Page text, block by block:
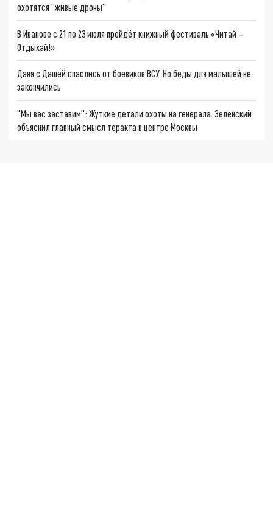
охотятся "живые дроны"
В Иванове с 21 по 23 июля пройдёт книжный фестиваль «Читай –
Отдыхай!»
Даня с Дашей спаслись от боевиков ВСУ. Но беды для малышей не
закончились
"Мы вас заставим": Жуткие детали охоты на генерала. Зеленский
объяснил главный смысл теракта в центре Москвы